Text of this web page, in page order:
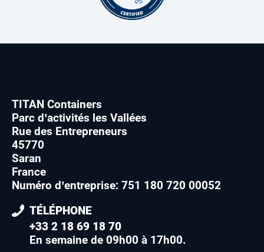
TITAN Containers
Parc d’activités les Vallées
Rue des Entrepreneurs
45770
Saran
France
Numéro d’entreprise: 751 180 720 00052
TÉLÉPHONE
+33 2 18 69 18 70
En semaine de 09h00 à 17h00.